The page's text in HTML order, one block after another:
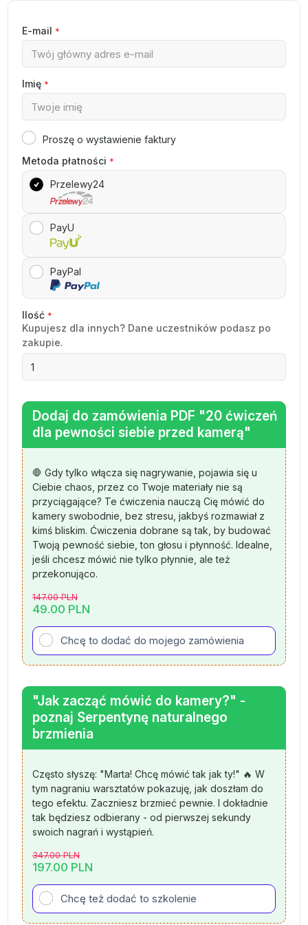
E-mail *
Imię *
Proszę o wystawienie faktury
Metoda płatności *
Przelewy24
PayU
PayPal
Ilość *
Kupujesz dla innych? Dane uczestników podasz po
zakupie.
Dodaj do zamówienia PDF "20 ćwiczeń
dla pewności siebie przed kamerą"
🛑 Gdy tylko włącza się nagrywanie, pojawia się u
Ciebie chaos, przez co Twoje materiały nie są
przyciągające? Te ćwiczenia nauczą Cię mówić do
kamery swobodnie, bez stresu, jakbyś rozmawiał z
kimś bliskim. Ćwiczenia dobrane są tak, by budować
Twoją pewność siebie, ton głosu i płynność. Idealne,
jeśli chcesz mówić nie tylko płynnie, ale też
przekonująco.
147.00PLN
49.00 PLN
Chcę to dodać do mojego zamówienia
"Jak zacząć mówić do kamery?" -
poznaj Serpentynę naturalnego
brzmienia
Często słyszę: "Marta! Chcę mówić tak jak ty!" 🔥 W
tym nagraniu warsztatów pokazuję, jak doszłam do
tego efektu. Zaczniesz brzmieć pewnie. I dokładnie
tak będziesz odbierany - od pierwszej sekundy
swoich nagrań i wystąpień.
347.00PLN
197.00 PLN
Chcę też dodać to szkolenie